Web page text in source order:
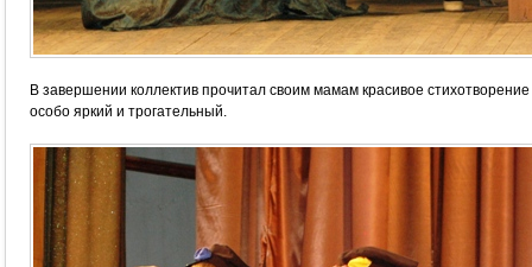
В завершении коллектив прочитал своим мамам красивое
особо яркий и трогательный.